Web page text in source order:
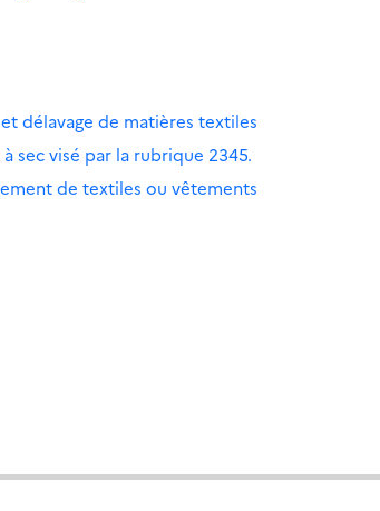
délavage de matières textiles
sec visé par la rubrique 2345.
de textiles ou vêtements